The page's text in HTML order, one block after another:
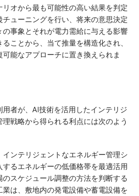
オから最も可能性の高い結果を判定
チューニングを行い、将来の意思決定
の事象とそれが電力需給に与える影響
ことから、当て推量を構造化され、
能なアプローチに置き換えられま
者が、AI技術を活用したインテリジ
戦略から得られる利点には次のよう
ンテリジェントなエネルギー管理シ
るエネルギーの低価格帯を最適活用
スケジュール調整の方法を判断する
は、敷地内の発電設備や蓄電設備を